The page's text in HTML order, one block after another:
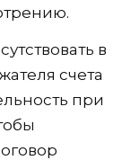
в
счета
при